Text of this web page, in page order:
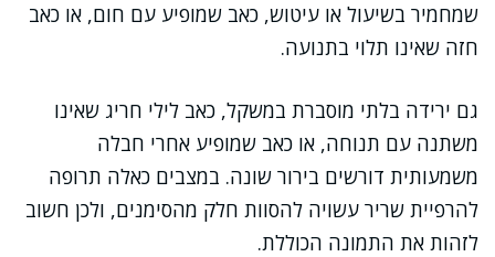
שמחמיר בשיעול או עיטוש, כאב שמופיע עם חום, או כאב
חזה שאינו תלוי בתנועה.
גם ירידה בלתי מוסברת במשקל, כאב לילי חריג שאינו
משתנה עם תנוחה, או כאב שמופיע אחרי חבלה
משמעותית דורשים בירור שונה. במצבים כאלה תרופה
להרפיית שריר עשויה להסוות חלק מהסימנים, ולכן חשוב
לזהות את התמונה הכוללת.